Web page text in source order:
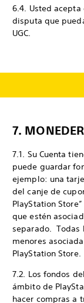
6.4. Usted
disputa que
UGC.
7.
7.1. Su Cuenta
puede guardar
ejemplo: una
del canje de
PlayStation
que estén
separado. Todas
menores
PlayStation Store.
7.2. Los fondos
ámbito de
hacer compras a